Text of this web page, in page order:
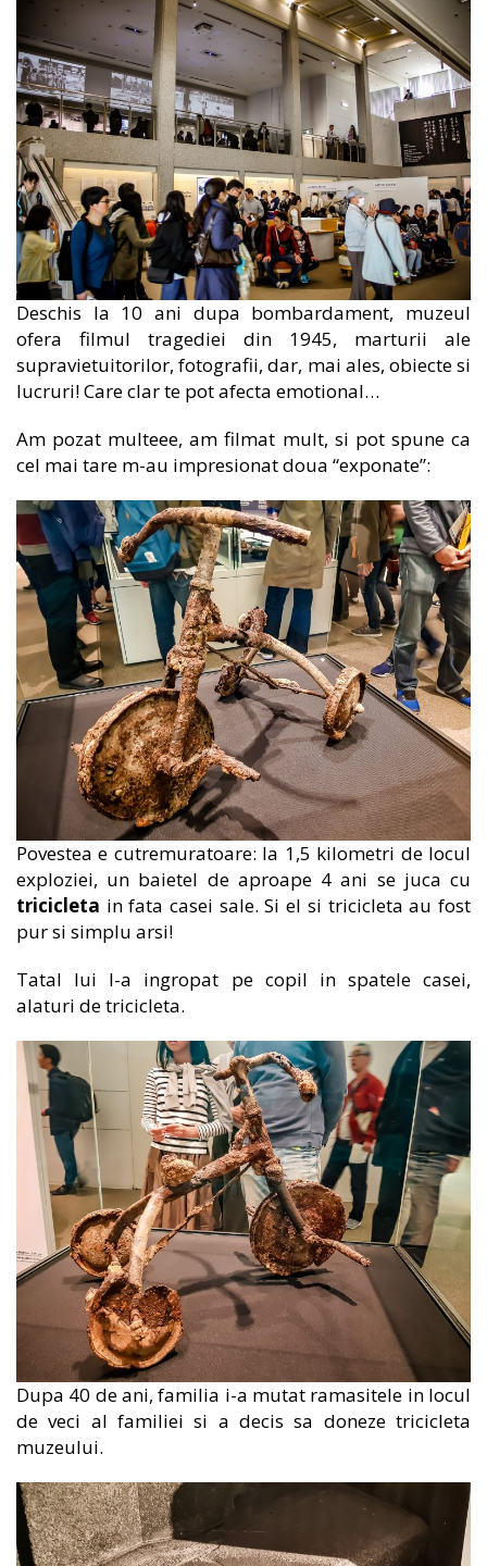
Deschis la 10 ani dupa bombardament, muzeul
ofera filmul tragediei din 1945, marturii ale
supravietuitorilor, fotografii, dar, mai ales, obiecte si
lucruri! Care clar te pot afecta emotional…
Am pozat multeee, am filmat mult, si pot spune ca
cel mai tare m-au impresionat doua “exponate”:
Povestea e cutremuratoare: la 1,5 kilometri de locul
exploziei, un baietel de aproape 4 ani se juca cu
tricicleta in fata casei sale. Si el si tricicleta au fost
pur si simplu arsi!
Tatal lui l-a ingropat pe copil in spatele casei,
alaturi de tricicleta.
Dupa 40 de ani, familia i-a mutat ramasitele in locul
de veci al familiei si a decis sa doneze tricicleta
muzeului.